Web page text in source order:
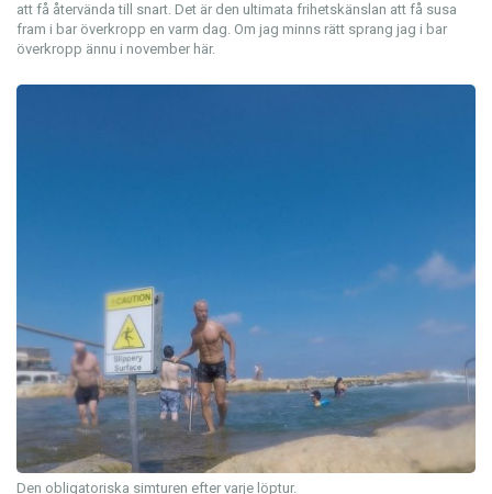
att få återvända till snart. Det är den ultimata frihetskänslan att få susa
fram i bar överkropp en varm dag. Om jag minns rätt sprang jag i bar
överkropp ännu i november här.
Den obligatoriska simturen efter varje löptur.